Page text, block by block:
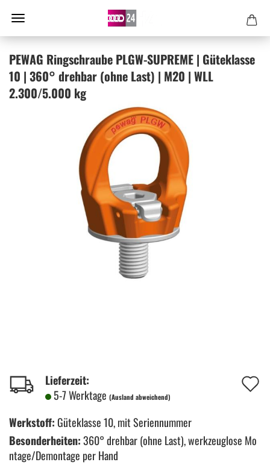
PEWAG Ring­schrau­be PLGW-​SUPREME | Gü­te­klas­se
10 | 360° dreh­bar (ohne Last) | M20 | WLL
2.300/5.000 kg
Lieferzeit:
5-7 Werktage (Ausland abweichend)
Werkstoff:Güteklasse 10, mit Seriennummer
Besonderheiten:360° drehbar (ohne Last), werkzeuglose Mo
ntage/Demontage per Hand